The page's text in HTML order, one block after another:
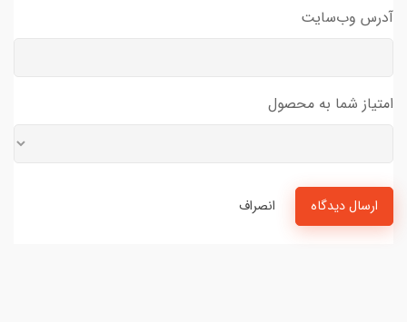
آدرس وب‌سایت
امتیاز شما به محصول
ارسال دیدگاه انصراف